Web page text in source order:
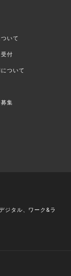
いて
付
ついて
集
ジタル、ワーク&ラ